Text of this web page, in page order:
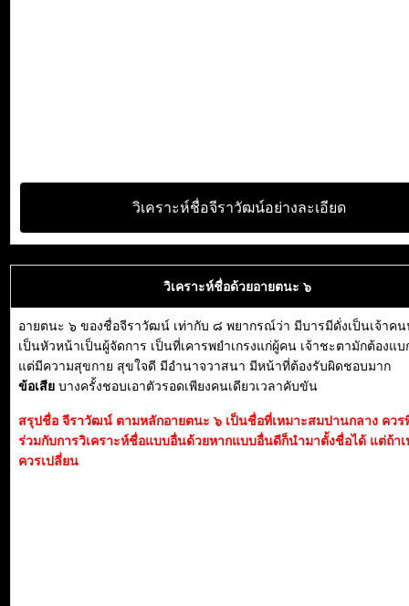
วิเคราะห์ชื่อจีราวัฒน์อย่างละเอียด
วิเคราะห์ชื่อด้วยอายตนะ ๖
อายตนะ ๖ ของชื่อจีราวัฒน์ เท่ากับ ๘ พยากรณ์ว่า มีบารมีดั่งเป็นเจ้าค
เป็นหัวหน้าเป็นผู้จัดการ เป็นที่เคารพยำเกรงแก่ผู้คน เจ้าชะตามักต้องแบ
แต่มีความสุขกาย สุขใจดี มีอำนาจวาสนา มีหน้าที่ต้องรับผิดชอบมาก
ข้อเสีย บางครั้งชอบเอาตัวรอดเพียงคนเดียวเวลาคับขัน
สรุปชื่อ จีราวัฒน์ ตามหลักอายตนะ ๖ เป็นชื่อที่เหมาะสมปานกลาง คว
ร่วมกับการวิเคราะห์ชื่อแบบอื่นด้วยหากแบบอื่นดีก็นำมาตั้งชื่อได้ แต่ถ้า
ควรเปลี่ยน